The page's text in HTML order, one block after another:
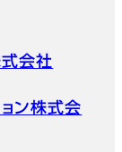
会社
ン株式会